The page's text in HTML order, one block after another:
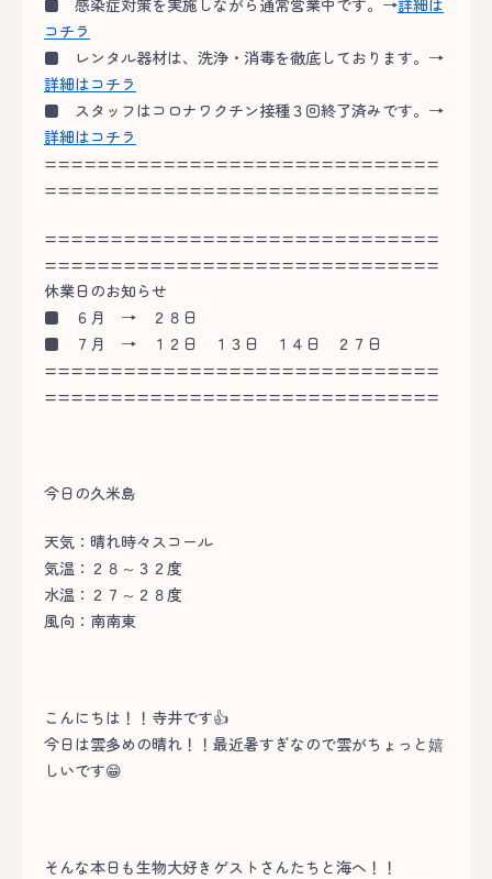
■ 感染症対策を実施しながら通常営業中です。→詳細は
コチラ
■ レンタル器材は、洗浄・消毒を徹底しております。→
詳細はコチラ
■ スタッフはコロナワクチン接種３回終了済みです。→
詳細はコチラ
==============================
==============================
==============================
==============================
休業日のお知らせ
■ ６月 → ２８日
■ ７月 → １２日 １３日 １４日 ２７日
==============================
==============================
今日の久米島
天気：晴れ時々スコール
気温：２８～３２度
水温：２７～２８度
風向：南南東
こんにちは！！寺井です👍
今日は雲多めの晴れ！！最近暑すぎなので雲がちょっと嬉
しいです😁
そんな本日も生物大好きゲストさんたちと海へ！！